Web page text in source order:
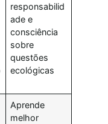
responsabilid
ade e
consciência
sobre
questões
ecológicas
Aprende
melhor